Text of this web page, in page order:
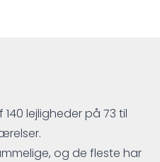
lejligheder på 73 til
og de fleste har